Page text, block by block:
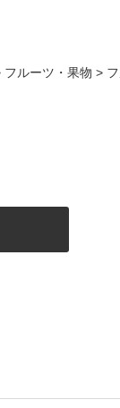
フルーツ・果物 >